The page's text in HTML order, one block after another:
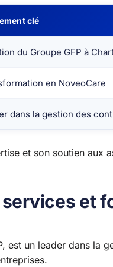
clé
du Groupe GFP à
en NoveoCare
dans la gestion des
et son soutien aux
et
est un leader dans la